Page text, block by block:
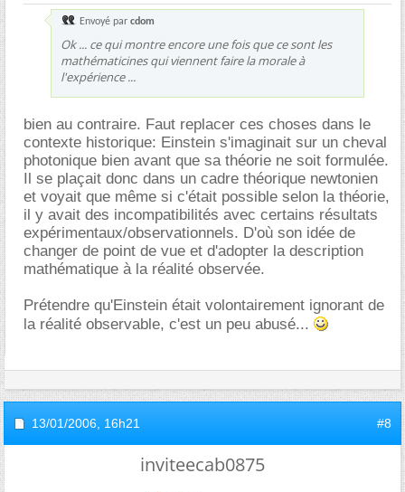
Envoyé par cdom
Ok ... ce qui montre encore une fois que ce sont les
mathématicines qui viennent faire la morale à
l'expérience ...
bien au contraire. Faut replacer ces choses dans le
contexte historique: Einstein s'imaginait sur un cheval
photonique bien avant que sa théorie ne soit formulée.
Il se plaçait donc dans un cadre théorique newtonien
et voyait que même si c'était possible selon la théorie,
il y avait des incompatibilités avec certains résultats
expérimentaux/observationnels. D'où son idée de
changer de point de vue et d'adopter la description
mathématique à la réalité observée.
Prétendre qu'Einstein était volontairement ignorant de
la réalité observable, c'est un peu abusé...
13/01/2006, 16h21 #8
inviteecab0875